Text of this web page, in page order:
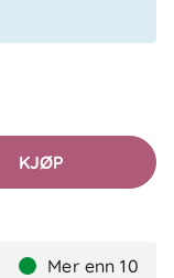
KJØP
Mer enn 10
8 dager siden